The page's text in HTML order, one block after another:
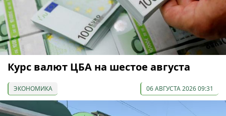
Курс валют ЦБА на шестое августа
ЭКОНОМИКА 06 АВГУСТА 2026 09:31